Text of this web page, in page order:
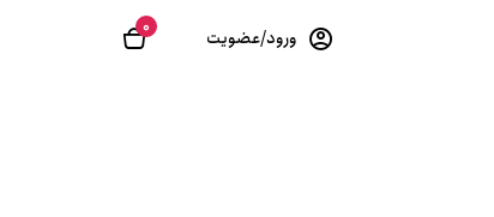
0 ورود/عضویت